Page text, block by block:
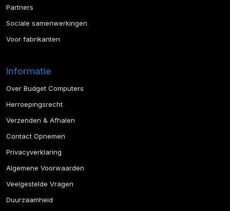
Partners
Sociale samenwerkingen
Voor fabrikanten
Informatie
Over Budget Computers
Herroepingsrecht
Verzenden & Afhalen
Contact Opnemen
Privacyverklaring
Algemene Voorwaarden
Veelgestelde Vragen
Duurzaamheid